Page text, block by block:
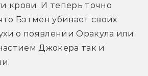
крови. И теперь точно
Бэтмен убивает своих
о появлении Оракула или
Джокера так и